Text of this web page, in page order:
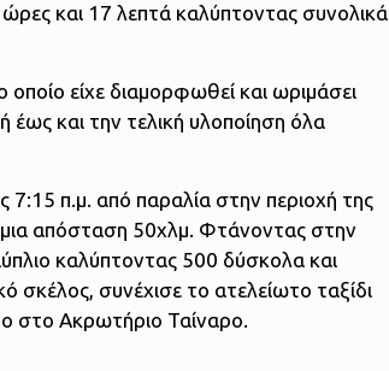
και 17 λεπτά καλύπτοντας συνολικά
είχε διαμορφωθεί και ωριμάσει
και την τελική υλοποίηση όλα
7:15 π.μ. από παραλία στην περιοχή της
απόσταση 50χλμ. Φτάνοντας στην
καλύπτοντας 500 δύσκολα και
σκέλος, συνέχισε το ατελείωτο ταξίδι
στο Ακρωτήριο Ταίναρο.